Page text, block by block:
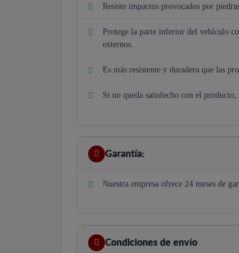
Resiste impactos provocados por
Protege la parte inferior del vehículo
externos.
Es más resistente y duradera que las
Si no queda satisfecho con el
Garantía:
Nuestra empresa ofrece 24 meses de
Condiciones de envío